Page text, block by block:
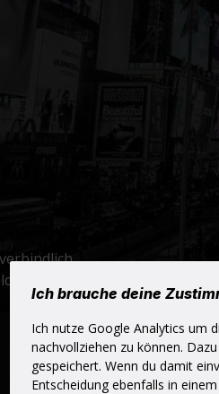
Ich brauche deine
Ich nutze Google Analytics um
nachvollziehen zu können.
gespeichert. Wenn du damit
Entscheidung ebenfalls in
ich mich auch gerne